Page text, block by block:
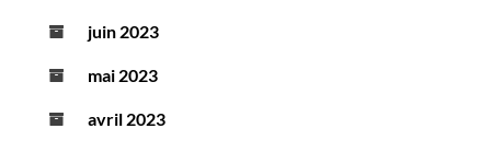
juin 2023
mai 2023
avril 2023